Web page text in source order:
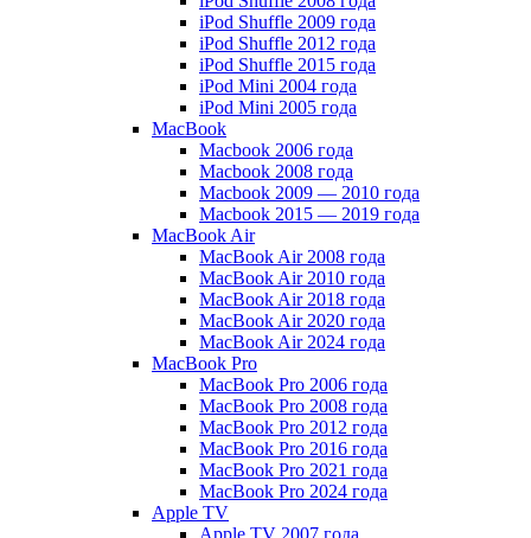
iPod Shuffle 2009 года
iPod Shuffle 2012 года
iPod Shuffle 2015 года
iPod Mini 2004 года
iPod Mini 2005 года
MacBook
Macbook 2006 года
Macbook 2008 года
Macbook 2009 — 2010 года
Macbook 2015 — 2019 года
MacBook Air
MacBook Air 2008 года
MacBook Air 2010 года
MacBook Air 2018 года
MacBook Air 2020 года
MacBook Air 2024 года
MacBook Pro
MacBook Pro 2006 года
MacBook Pro 2008 года
MacBook Pro 2012 года
MacBook Pro 2016 года
MacBook Pro 2021 года
MacBook Pro 2024 года
Apple TV
Apple TV 2007 года